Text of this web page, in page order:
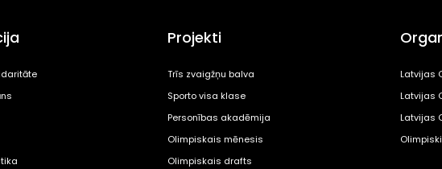
Projekti
Trīs zvaigžņu balva
Sporto visa klase
Personības akadēmija
Olimpiskais mēnesis
Olimpiskais drafts
Latvijas
Latvijas
Latvijas